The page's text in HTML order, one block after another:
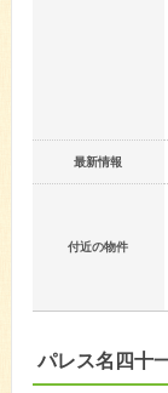
最新情報
付近の物件
パレス名四十一